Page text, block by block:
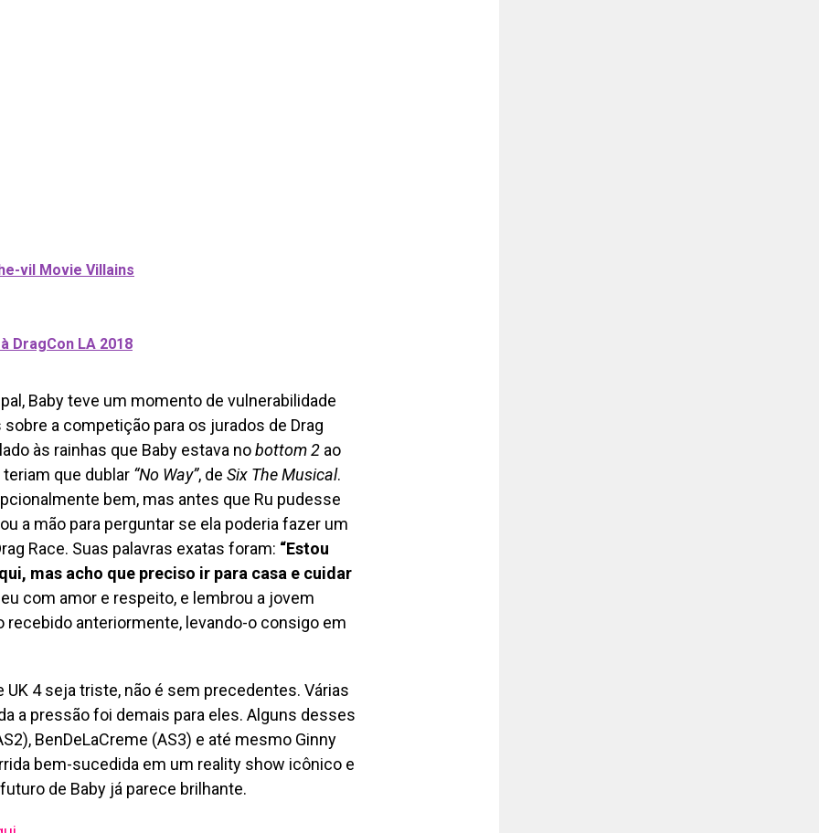
vil Movie Villains
DragCon LA 2018
Baby teve um momento de vulnerabilidade
a competição para os jurados de Drag
às rainhas que Baby estava nobottom 2 ao
teriam que dublar “No Way”, de Six The Musical.
bem, mas antes que Ru pudesse
a mão para perguntar se ela poderia fazer um
Race. Suas palavras exatas foram: “Estou
mas acho que preciso ir para casa e cuidar
com amor e respeito, e lembrou a jovem
anteriormente, levando-o consigo em
UK 4 seja triste, não é sem precedentes. Várias
a pressão foi demais para eles. Alguns desses
BenDeLaCreme (AS3) e até mesmo Ginny
bem-sucedida em um reality show icônico e
de Baby já parece brilhante.